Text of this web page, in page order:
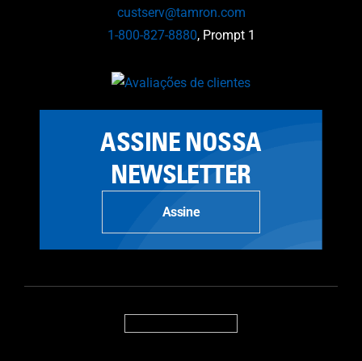
custserv@tamron.com
1-800-827-8880, Prompt 1
ASSINE NOSSA
NEWSLETTER
Assine